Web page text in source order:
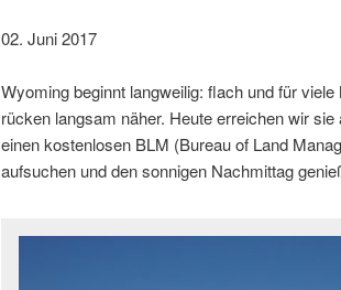
02. Juni 2017
Wyoming beginnt langweilig: flach und für
rücken langsam näher. Heute erreichen wir
einen kostenlosen BLM (Bureau of Land
aufsuchen und den sonnigen Nachmittag